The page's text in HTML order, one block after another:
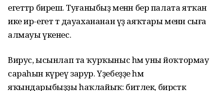
егеттәр бирешә. Туғаныбыҙ менән бер палата ятҡан
ике ир-егет тә дауахананан үҙ аяҡтары менән сыға
алмауы үкенес.
Вирус, ысынлап та ҡурҡыныс һәм уны йоҡтормау
сараһын күреү зарур. Үҙебеҙҙе һәм
яҡындарыбыҙҙы һаҡлайыҡ: битлек, бирсәткә